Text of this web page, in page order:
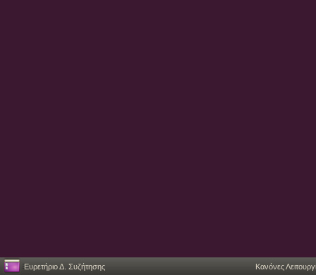
Ευρετήριο Δ. Συζήτησης Κανόνες